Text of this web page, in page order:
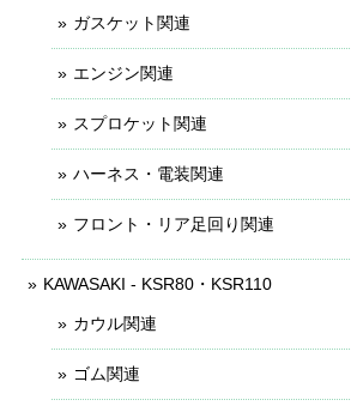
ガスケット関連
エンジン関連
スプロケット関連
ハーネス・電装関連
フロント・リア足回り関連
KAWASAKI - KSR80・KSR110
カウル関連
ゴム関連